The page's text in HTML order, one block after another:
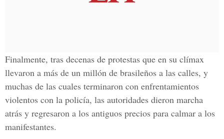
Finalmente, tras decenas de protestas que en su clímax
llevaron a más de un millón de brasileños a las calles, y
muchas de las cuales terminaron con enfrentamientos
violentos con la policía, las autoridades dieron marcha
atrás y regresaron a los antiguos precios para calmar a los
manifestantes.